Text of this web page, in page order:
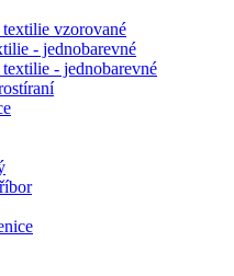
textilie vzorované
- jednobarevné
- jednobarevné